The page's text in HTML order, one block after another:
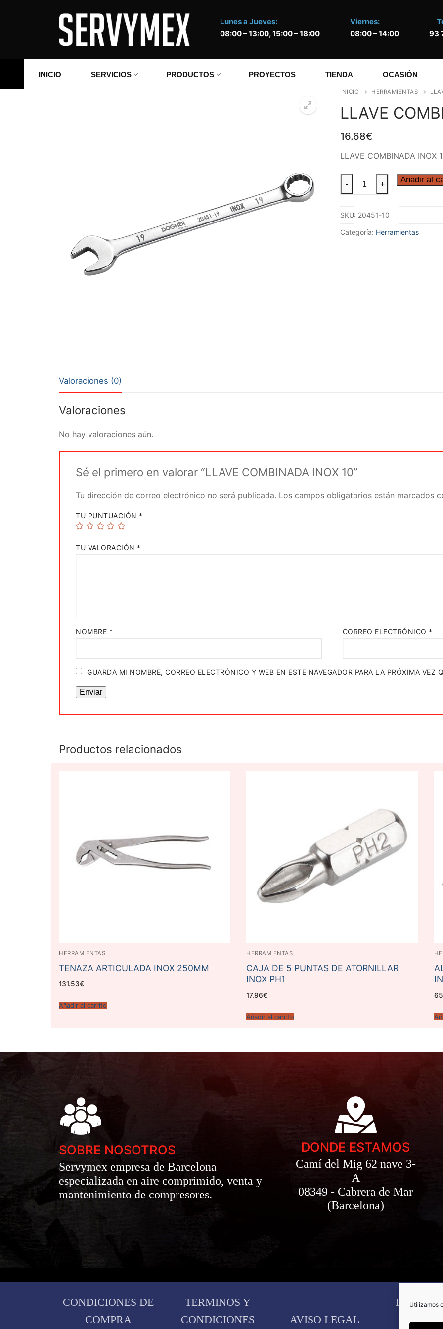
Utilizamos
Lunes a Jueves:
08:00 – 13:00, 15:00 – 18:00
Viernes:
08:00 – 14:00
93
INICIO SERVICIOS PRODUCTOS PROYECTOS TIENDA OCASIÓN
INICIO HERRAMIENTAS
LLAVE
16.68€
LLAVE COMBINADA INOX
LLAVE
COMBINADA
10
cantidad
- + Añadir al
SKU: 20451-10
Categoría: Herramientas
Valoraciones (0)
Valoraciones
No hay valoraciones aún.
Sé el primero en valorar “LLAVE COMBINADA INOX 10”
Tu dirección de correo electrónico no será publicada. Los campos obligatorios están marcados
TU PUNTUACIÓN *
TU VALORACIÓN *
NOMBRE * CORREO ELECTRÓNICO *
GUARDA MI NOMBRE, CORREO ELECTRÓNICO Y WEB EN ESTE NAVEGADOR PARA LA PRÓXIMA VEZ
Productos relacionados
HERRAMIENTAS
TENAZA ARTICULADA INOX 250MM
131.53€
Añadir al carrito
HERRAMIENTAS
CAJA DE 5 PUNTAS DE ATORNILLAR
INOX PH1
17.96€
Añadir al carrito
SOBRE NOSOTROS
Servymex empresa de Barcelona
especializada en aire comprimido, venta y
mantenimiento de compresores.
DONDE ESTAMOS
Camí del Mig 62 nave 3-
A
08349 - Cabrera de Mar
(Barcelona)
CONDICIONES DE
COMPRA
TERMINOS Y
CONDICIONES
AVISO LEGAL